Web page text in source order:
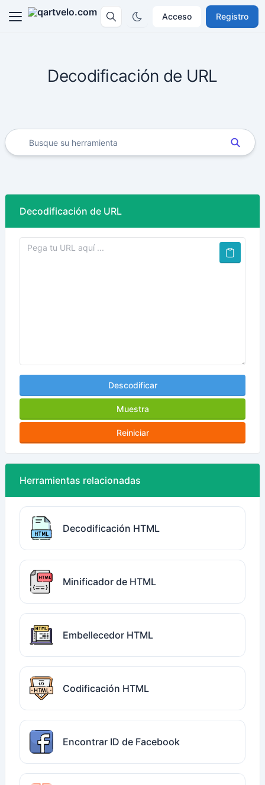
Acceso Registro
Decodificación de URL
Decodificación de URL
Descodificar
Muestra
Reiniciar
Herramientas relacionadas
Decodificación HTML
Minificador de HTML
Embellecedor HTML
Codificación HTML
Encontrar ID de Facebook